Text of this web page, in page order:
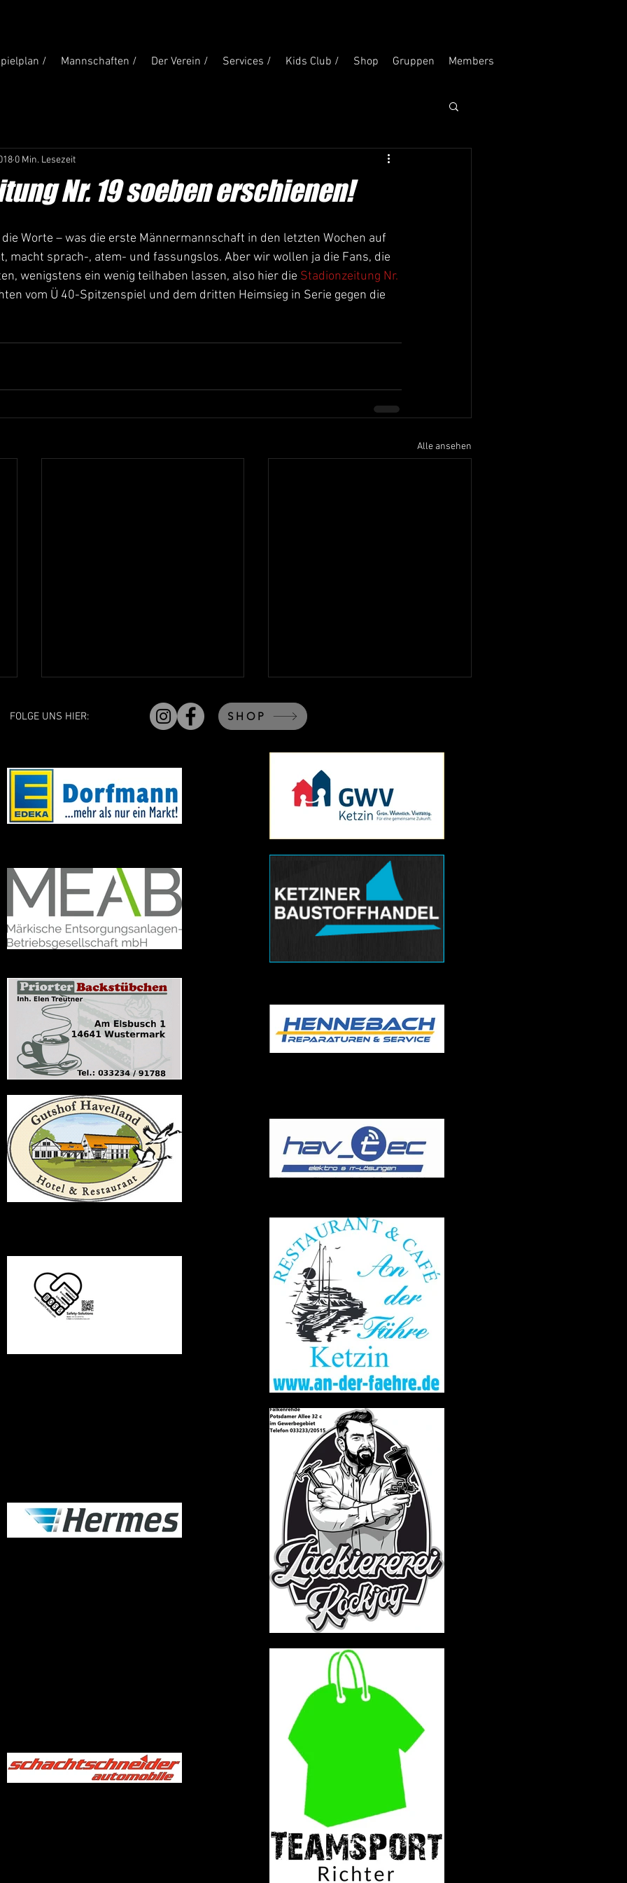
/ Mannschaften / Der Verein / Services / Kids Club / Shop Gruppen Members
Nr. 19 soeben erschienen!
0 Min. Lesezeit
macht sprach-, atem- und fassungslos. Aber wir wollen ja die Fans, die
wenigstens ein wenig teilhaben lassen, also hier die Stadionzeitung Nr.
vom Ü 40-Spitzenspiel und dem dritten Heimsieg in Serie gegen die
Alle ansehen
Regeländerungen zur Saison
Die nächsten Testspiele der
FOLGE UNS HIER: SHOP